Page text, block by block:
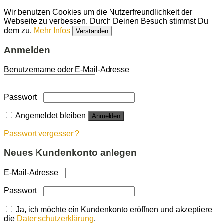
Wir benutzen Cookies um die Nutzerfreundlichkeit der
Webseite zu verbessen. Durch Deinen Besuch stimmst Du
dem zu. Mehr Infos Verstanden
Anmelden
Benutzername oder E-Mail-Adresse
Passwort
Angemeldet bleiben Anmelden
Passwort vergessen?
Neues Kundenkonto anlegen
E-Mail-Adresse
Passwort
Ja, ich möchte ein Kundenkonto eröffnen und akzeptiere
die Datenschutzerklärung.